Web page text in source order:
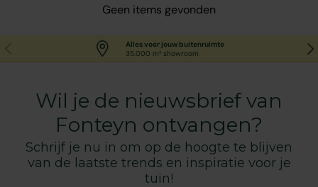
Geen items gevonden
Alles voor jouw buitenruimte
35.000 m² showroom
Wil je de nieuwsbrief van
Fonteyn ontvangen?
Schrijf je nu in om op de hoogte te blijven
van de laatste trends en inspiratie voor je
tuin!